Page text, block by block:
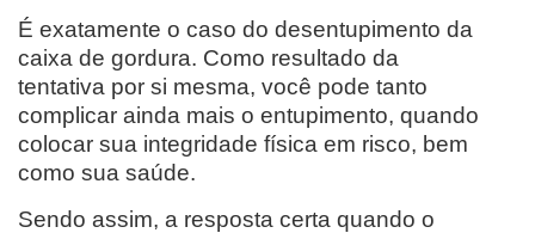
É exatamente o caso do desentupimento da
caixa de gordura. Como resultado da
tentativa por si mesma, você pode tanto
complicar ainda mais o entupimento, quando
colocar sua integridade física em risco, bem
como sua saúde.
Sendo assim, a resposta certa quando o